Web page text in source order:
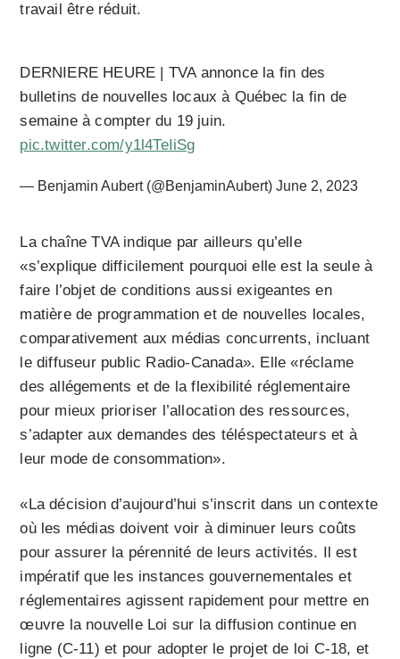
travail être réduit.
DERNIERE HEURE | TVA annonce la fin des
bulletins de nouvelles locaux à Québec la fin de
semaine à compter du 19 juin.
pic.twitter.com/y1l4TeIiSg
— Benjamin Aubert (@BenjaminAubert)June 2, 2023
La chaîne TVA indique par ailleurs qu’elle
«s’explique difficilement pourquoi elle est la seule à
faire l’objet de conditions aussi exigeantes en
matière de programmation et de nouvelles locales,
comparativement aux médias concurrents, incluant
le diffuseur public Radio-Canada». Elle «réclame
des allégements et de la flexibilité réglementaire
pour mieux prioriser l’allocation des ressources,
s’adapter aux demandes des téléspectateurs et à
leur mode de consommation».
«La décision d’aujourd’hui s’inscrit dans un contexte
où les médias doivent voir à diminuer leurs coûts
pour assurer la pérennité de leurs activités. Il est
impératif que les instances gouvernementales et
réglementaires agissent rapidement pour mettre en
œuvre la nouvelle Loi sur la diffusion continue en
ligne (C-11) et pour adopter le projet de loi C-18, et